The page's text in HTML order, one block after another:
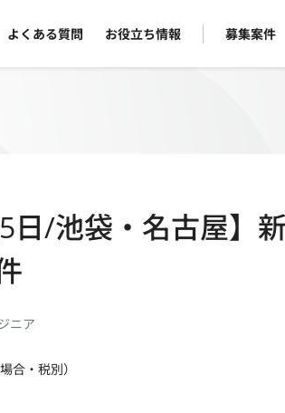
よくある質問 お役立ち情報 募集案件
日/池袋・名古屋】
ニア
合・税別）